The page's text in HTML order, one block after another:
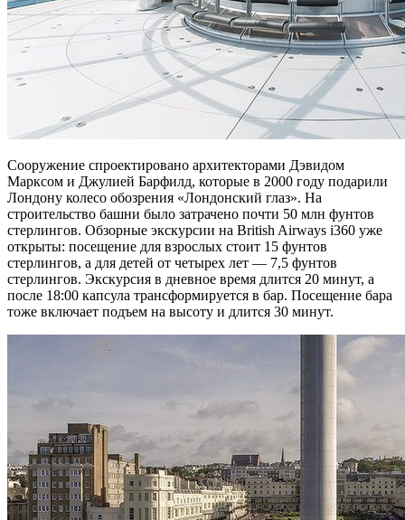
Сооружение спроектировано архитекторами Дэвидом
Марксом и Джулией Барфилд, которые в 2000 году подарили
Лондону колесо обозрения «Лондонский глаз». На
строительство башни было затрачено почти 50 млн фунтов
стерлингов. Обзорные экскурсии на British Airways i360 уже
открыты: посещение для взрослых стоит 15 фунтов
стерлингов, а для детей от четырех лет — 7,5 фунтов
стерлингов. Экскурсия в дневное время длится 20 минут, а
после 18:00 капсула трансформируется в бар. Посещение бара
тоже включает подъем на высоту и длится 30 минут.